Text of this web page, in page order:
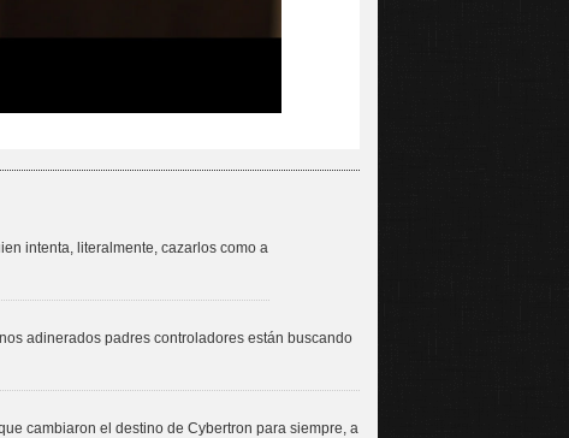
intenta, literalmente, cazarlos como a
adinerados padres controladores están buscando
cambiaron el destino de Cybertron para siempre, a